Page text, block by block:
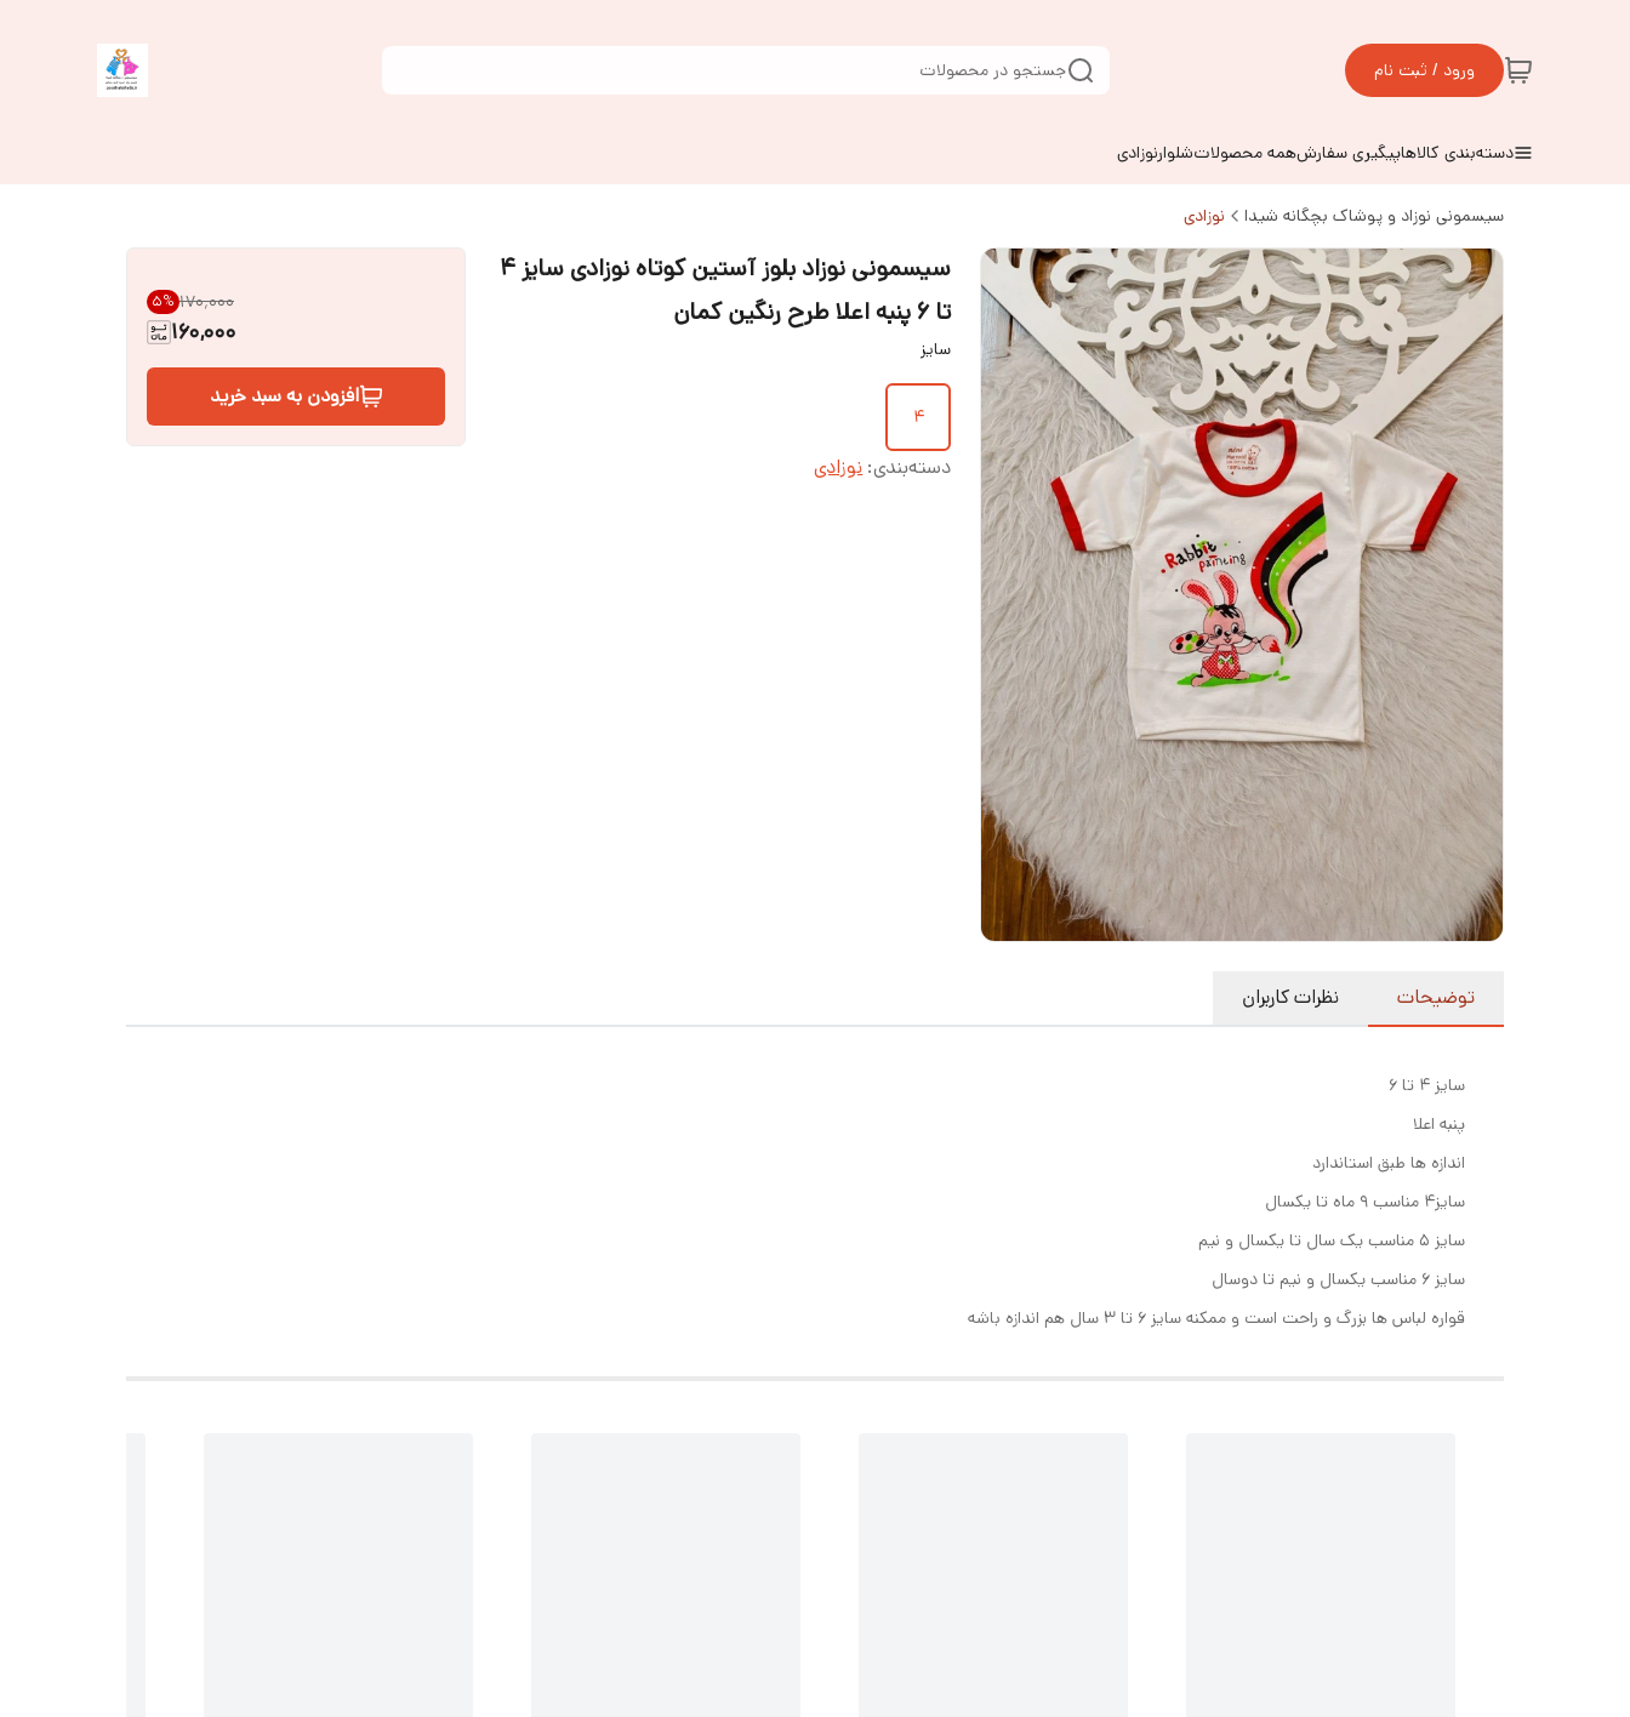
ورود / ثبت نام جستجو در محصولات
دسته‌بندی کالاهاپیگیری سفارشهمه محصولاتشلوارنوزادی
سیسمونی نوزاد و پوشاک بچگانه شیدا نوزادی
سیسمونی نوزاد بلوز آستین کوتاه نوزادی سایز ۴
تا ۶ پنبه اعلا طرح رنگین کمان
سایز
4
دسته‌بندی:نوزادی
۱۷۰٬۰۰۰ 5%
160,000
افزودن به سبد خرید
توضیحات نظرات کاربران
سایز ۴ تا ۶
پنبه اعلا
اندازه ها طبق استاندارد
سایز۴ مناسب ۹ ماه تا یکسال
سایز ۵ مناسب یک سال تا یکسال و نیم
سایز ۶ مناسب یکسال و نیم تا دوسال
قواره لباس ها بزرگ و راحت است و ممکنه سایز ۶ تا ۳ سال هم اندازه باشه